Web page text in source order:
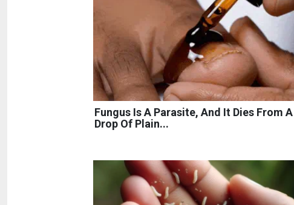
Fungus Is A Parasite, And It Dies From A
Drop Of Plain...